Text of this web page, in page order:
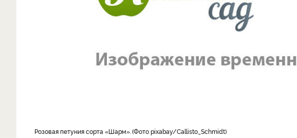
розовая петуния сорта «Шарм». Фото pixabay/Callisto_Schmidt